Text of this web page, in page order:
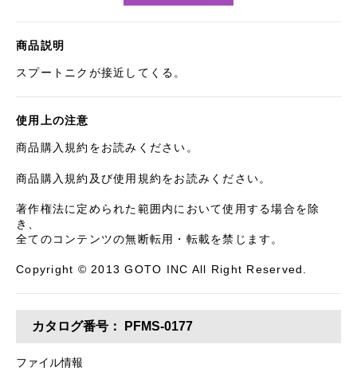
商品説明
スプートニクが接近してくる。
使用上の注意
商品購入規約をお読みください。
商品購入規約及び使用規約をお読みください。
著作権法に定められた範囲内において使用する場合を除
き、
全てのコンテンツの無断転用・転載を禁じます。
Copyright © 2013 GOTO INC All Right Reserved.
カタログ番号： PFMS-0177
ファイル情報